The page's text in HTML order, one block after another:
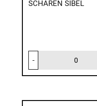
SCHAREN SIBEL
-